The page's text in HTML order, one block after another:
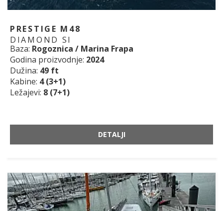
PRESTIGE M48
DIAMOND SI
Baza: Rogoznica / Marina Frapa
Godina proizvodnje: 2024
Dužina: 49 ft
Kabine: 4 (3+1)
Ležajevi: 8 (7+1)
DETALJI